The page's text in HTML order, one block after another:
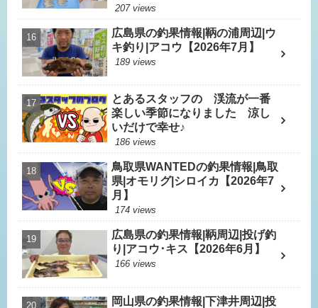
207 views
広島県の釣果情報|鞆の浦周辺|ウ
キ釣り|アコウ【2026年7月】
189 views
とあるスタッフの 渓流が一番
楽しい季節になりました 涼し
いだけで幸せ♪
186 views
鳥取県WANTEDの釣果情報|鳥取
県|オモリグ|シロイカ【2026年7
月】
174 views
広島県の釣果情報|鞆周辺|投げ釣
り|アコウ･キス【2026年6月】
166 views
岡山県の釣果情報|下津井周辺|投